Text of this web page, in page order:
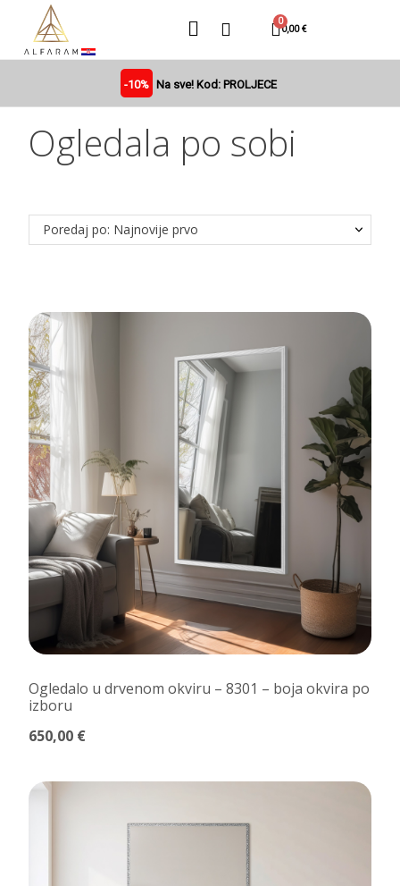
0,00 €
-10% Na sve! Kod: PROLJECE
Ogledala po sobi
Poredaj po: Najnovije prvo
Ogledalo u drvenom okviru – 8301 – boja okvira po
izboru
650,00 €